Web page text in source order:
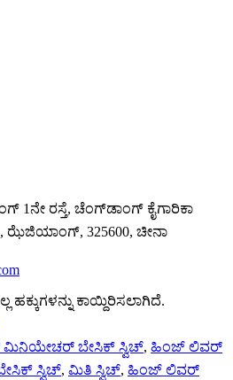
1ನೇ ರಸ್ತೆ, ಚೆಂಗ್‌ಡಾಂಗ್ ಕೈಗಾರಿಕಾ
325600, ಚೀನಾ
ಹಕ್ಕುಗಳನ್ನು ಕಾಯ್ದಿರಿಸಲಾಗಿದೆ.
ಬೇಸಿಕ್ ಸ್ವಿಚ್, ಹಿಂಜ್ ಲಿವರ್
ಸ್ವಿಚ್, ಮಿತಿ ಸ್ವಿಚ್, ಹಿಂಜ್ ಲಿವರ್